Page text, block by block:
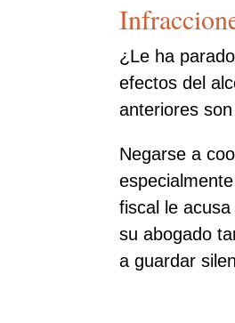
¿Le ha
efectos del
anteriores
Negarse a
fiscal le
su abogado
a guardar